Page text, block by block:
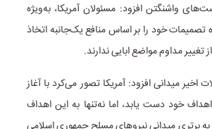
واشنگتن افزود: مسئولان آمریکا، به‌ویژه
تصمیمات خود را بر اساس منافع یک‌جانبه اتخاذ
تغییر مداوم مواضع ابایی ندارند.
اخیر میدانی افزود: آمریکا تصور می‌کرد با آغاز
خود دست یابد، اما نه‌تنها به این اهداف